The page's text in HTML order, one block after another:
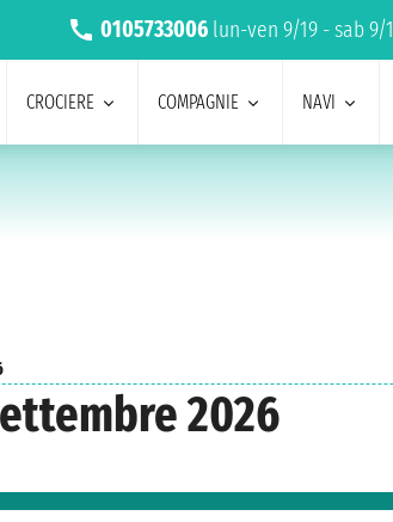
0105733006 lun-ven 9/19 - sab 9/
CROCIERE COMPAGNIE NAVI
2026